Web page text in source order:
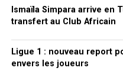
Ismaïla Simpara arrive en
transfert au Club Africain
Ligue 1 : nouveau report
envers les joueurs